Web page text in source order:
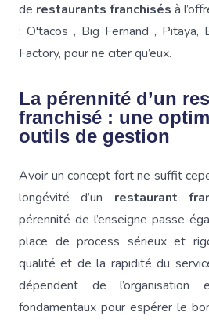
de restaurants franchisés à
: O'tacos , Big Fernand , Pitaya,
Factory, pour ne citer qu’eux.
La pérennité d’un
franchisé : une
outils de gestion
Avoir un concept fort ne suffit
longévité d’un restaurant
pérennité de l’enseigne passe
place de process sérieux et
qualité et de la rapidité du
dépendent de
fondamentaux pour espérer le